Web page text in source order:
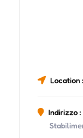
Location :
Indirizzo :